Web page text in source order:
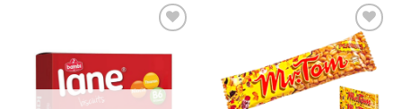
à la liste
souhaits
Ajouter
à la liste
de
souhaits